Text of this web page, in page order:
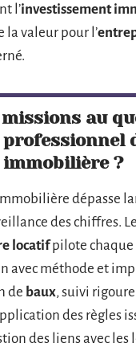
l’investissement
la valeur pour l’
missions au
?
dépasse
des chiffres. Le
locatifpilote chaque
avec méthode et
de baux, suivi
des règles
des liens avec les